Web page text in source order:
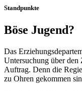
Standpunkte
Böse Jugend?
Das
Untersuchung über den
Auftrag. Denn die
zu Ohren gekommen